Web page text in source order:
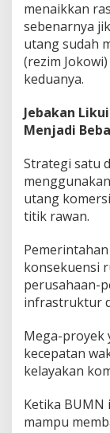
menaikkan
sebenarnya
utang sudah
(rezim
keduanya.
​Jebakan
Menjadi
​Strategi satu
utang
titik rawan.
konsekuensi
perusahaan-
infrastruktur
​Mega-proyek
kecepatan
kelayakan
Ketika BUMN
mampu